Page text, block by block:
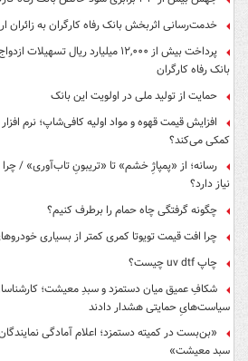
خدمت‌رسانی اثربخش بانک رفاه کارگران به زائران
پرداخت بیش از ۱۲,۰۰۰ میلیارد ریال
بانک رفاه کارگران
حمایت از تولید ملی در اولویت این بانک
افزایش قیمت قهوه و مواد اولیه کافی‌شاپ؛ نرم
کمکی می‌کند؟
رسانه؛ از «پمپاژِ خشم» تا «تریبونِ تاب‌آوری» /
نیاز دارد؟
چگونه گرفتگی چاه حمام را برطرف کنیم؟
چرا افت قیمت تویوتا کمری کمتر از بسیاری
چاپ uv dtf چیست؟
شکافِ عمیق میان دستمزد و سبدِ معیشت؛
سیاست‌هایِ حمایتی هشدار دادند
«بن‌بست در کمیته دستمزد؛ اعلام آمادگی
سبد معیشت»